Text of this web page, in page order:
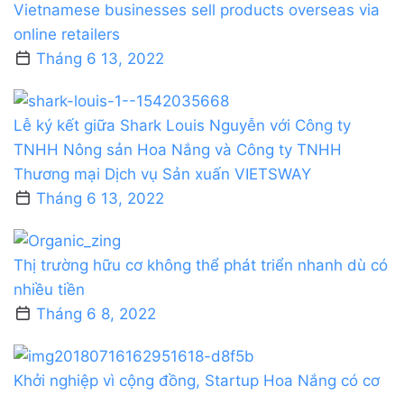
Vietnamese businesses sell products overseas via
online retailers
Tháng 6 13, 2022
Lễ ký kết giữa Shark Louis Nguyễn với Công ty
TNHH Nông sản Hoa Nắng và Công ty TNHH
Thương mại Dịch vụ Sản xuấn VIETSWAY
Tháng 6 13, 2022
Thị trường hữu cơ không thể phát triển nhanh dù có
nhiều tiền
Tháng 6 8, 2022
Khởi nghiệp vì cộng đồng, Startup Hoa Nắng có cơ